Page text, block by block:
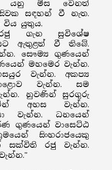
යනු මිස වෙනත්
සඳහන් වී නැත.
විය යුතුය.
ගැන සුවිශේෂ
ඇතුළත් වී තිබේ.
සෞම්‍ය ගුණයෙන්
මහමෙර වැන්න.
වැන්න. අකප්‍ය
වැන්න. සම
නුවණින් සුරගුරු
අහස වැන්න.
වැන්න. ධනයෙන්
ගුණයෙන් වාසෙට්ඨ
සිංහරාජයෙකු
සක්විති රජු වැන්න.